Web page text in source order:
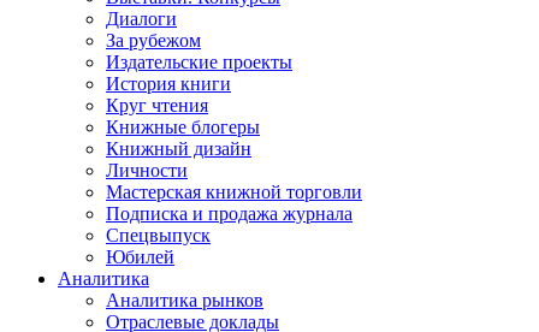
Диалоги
За рубежом
Издательские проекты
История книги
Круг чтения
Книжные блогеры
Книжный дизайн
Личности
Мастерская книжной торговли
Подписка и продажа журнала
Спецвыпуск
Юбилей
Аналитика
Аналитика рынков
Отраслевые доклады